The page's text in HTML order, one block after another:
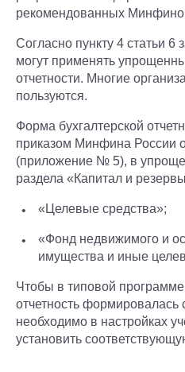
рекомендованных
Согласно пункту 4 статьи
могут применять
отчетности. Многие
пользуются.
Форма бухгалтерской
приказом Минфина России
(приложение № 5), в
раздела «Капитал и
«Целевые средства»;
«Фонд недвижимого и
имущества и иные
Чтобы в типовой
отчетность формировалась
необходимо в настройках
установить